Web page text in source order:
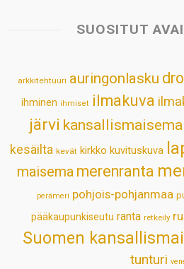
s
p
b
k
e
n
SUOSITUT
arkkitehtuuri auringonlasku
ihminen ihmiset ilmakuva
järvi kansallismaisema
kesäilta kevät kirkko kuvituskuva
maisema merenranta
perämeri pohjois-pohjanmaa
pääkaupunkiseutu ranta retkeily
Suomen
tunturi